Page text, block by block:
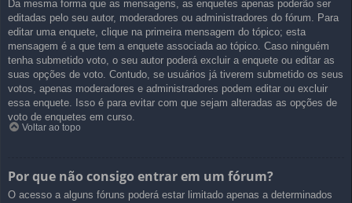
Da mesma forma que as mensagens, as enquetes apenas poderão ser
editadas pelo seu autor, moderadores ou administradores do fórum. Para
editar uma enquete, clique na primeira mensagem do tópico; esta
mensagem é a que tem a enquete associada ao tópico. Caso ninguém
tenha submetido voto, o seu autor poderá excluir a enquete ou editar as
suas opções de voto. Contudo, se usuários já tiverem submetido os seus
votos, apenas moderadores e administradores podem editar ou excluir
essa enquete. Isso é para evitar com que sejam alteradas as opções de
voto de enquetes em curso.
Voltar ao topo
Por que não consigo entrar em um fórum?
O acesso a alguns fóruns poderá estar limitado apenas a determinados